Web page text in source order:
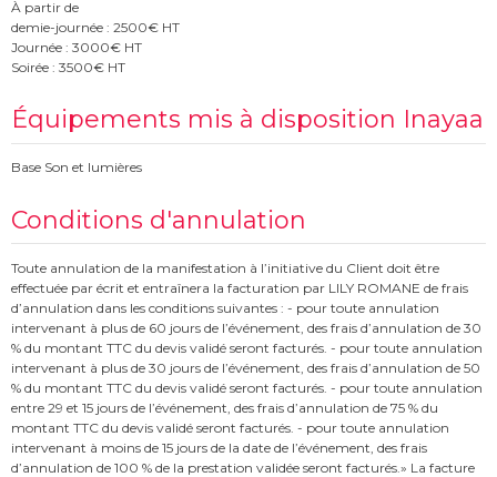
À partir de
demie-journée : 2500€ HT
Journée : 3000€ HT
Soirée : 3500€ HT
Équipements mis à disposition Inayaa
Base Son et lumières
Conditions d'annulation
Toute annulation de la manifestation à l’initiative du Client doit être
effectuée par écrit et entraînera la facturation par LILY ROMANE de frais
d’annulation dans les conditions suivantes : - pour toute annulation
intervenant à plus de 60 jours de l’événement, des frais d’annulation de 30
% du montant TTC du devis validé seront facturés. - pour toute annulation
intervenant à plus de 30 jours de l’événement, des frais d’annulation de 50
% du montant TTC du devis validé seront facturés. - pour toute annulation
entre 29 et 15 jours de l’événement, des frais d’annulation de 75 % du
montant TTC du devis validé seront facturés. - pour toute annulation
intervenant à moins de 15 jours de la date de l’événement, des frais
d’annulation de 100 % de la prestation validée seront facturés.» La facture